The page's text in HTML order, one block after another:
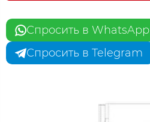
Спросить в WhatsApp
Спросить в Telegram